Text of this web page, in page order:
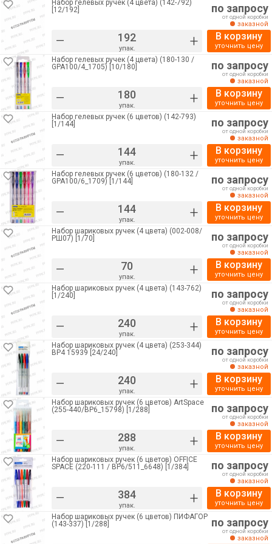
Набор гелевых ручек (4 цвета) (142-792)
[12/192]
– упак. +
по запросу
от одной коробки
заказной
В корзину
уточнить цену
Набор гелевых ручек (4 цвета) (180-130 /
GPA100/4_1705) [10/180]
– упак. +
по запросу
от одной коробки
заказной
В корзину
уточнить цену
Набор гелевых ручек (6 цветов) (142-793)
[1/144]
– упак. +
по запросу
от одной коробки
заказной
В корзину
уточнить цену
Набор гелевых ручек (6 цветов) (180-132 /
GPA100/6_1709) [1/144]
– упак. +
по запросу
от одной коробки
заказной
В корзину
уточнить цену
Набор шариковых ручек (4 цвета) (002-008/
РШ07) [1/70]
– упак. +
по запросу
от одной коробки
заказной
В корзину
уточнить цену
Набор шариковых ручек (4 цвета) (143-762)
[1/240]
– упак. +
по запросу
от одной коробки
заказной
В корзину
уточнить цену
Набор шариковых ручек (4 цвета) (253-344)
BP4 15939 [24/240]
– упак. +
по запросу
от одной коробки
заказной
В корзину
уточнить цену
Набор шариковых ручек (6 цветов) ArtSpace
(255-440/ВР6_15798) [1/288]
– упак. +
по запросу
от одной коробки
заказной
В корзину
уточнить цену
Набор шариковых ручек (6 цветов) OFFICE
SPACE (220-111 / BP6/511_6648) [1/384]
– упак. +
по запросу
от одной коробки
заказной
В корзину
уточнить цену
Набор шариковых ручек (6 цветов) ПИФАГОР
(143-337) [1/288]
по запросу
от одной коробки
заказной